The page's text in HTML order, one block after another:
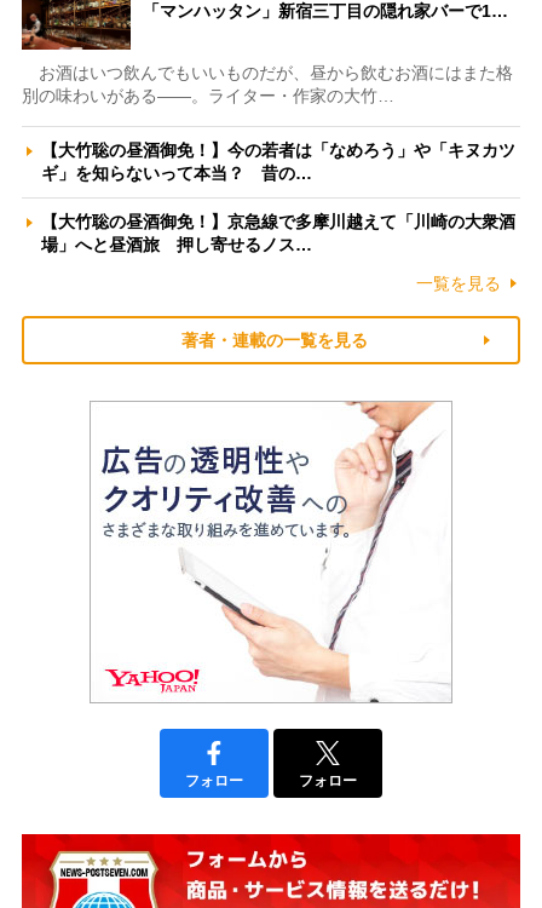
「マンハッタン」新宿三丁目の隠れ家バーで1…
お酒はいつ飲んでもいいものだが、昼から飲むお酒にはまた格
別の味わいがある――。ライター・作家の大竹…
【大竹聡の昼酒御免！】今の若者は「なめろう」や「キヌカツ
ギ」を知らないって本当？ 昔の…
【大竹聡の昼酒御免！】京急線で多摩川越えて「川崎の大衆酒
場」へと昼酒旅 押し寄せるノス…
一覧を見る
著者・連載の一覧を見る
フォロー フォロー